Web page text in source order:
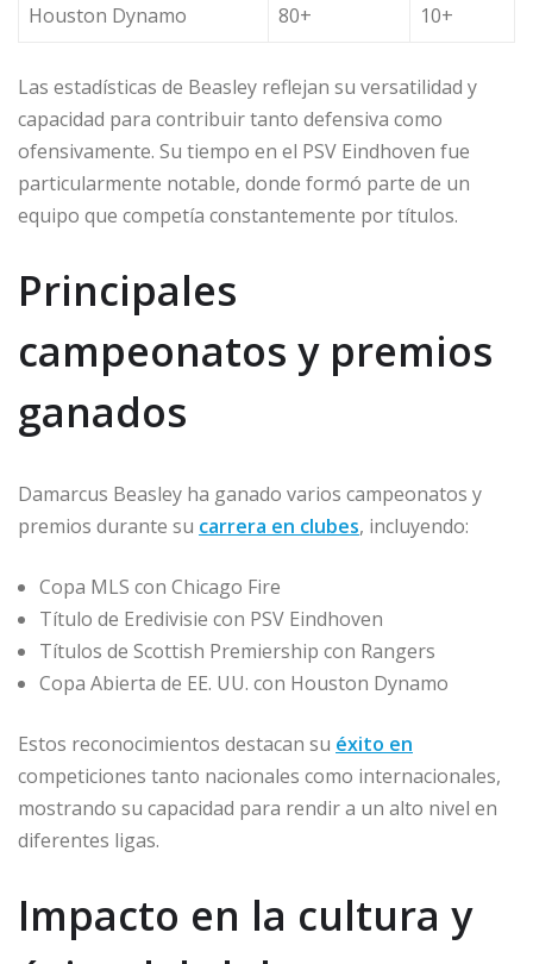
Houston Dynamo
80+ 10+
Las estadísticas de Beasley reflejan su versatilidad y
capacidad para contribuir tanto defensiva como
ofensivamente. Su tiempo en el PSV Eindhoven fue
particularmente notable, donde formó parte de un
equipo que competía constantemente por títulos.
Principales
campeonatos y premios
ganados
Damarcus Beasley ha ganado varios campeonatos y
premios durante su carrera en clubes, incluyendo:
Copa MLS con Chicago Fire
Título de Eredivisie con PSV Eindhoven
Títulos de Scottish Premiership con Rangers
Copa Abierta de EE. UU. con Houston Dynamo
Estos reconocimientos destacan su éxito en
competiciones tanto nacionales como internacionales,
mostrando su capacidad para rendir a un alto nivel en
diferentes ligas.
Impacto en la cultura y